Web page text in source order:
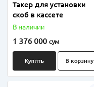
Такер для установки
скоб в кассете
В наличии
1 376 000 сум
Купить В корзину